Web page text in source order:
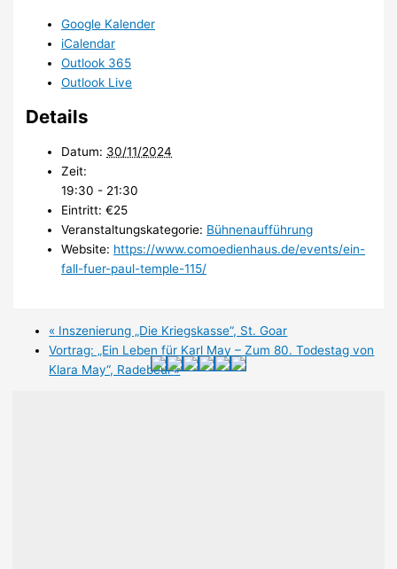
Google Kalender
iCalendar
Outlook 365
Outlook Live
Details
Datum: 30/11/2024
Zeit:
19:30 - 21:30
Eintritt: €25
Veranstaltungskategorie: Bühnenaufführung
Website: https://www.comoedienhaus.de/events/ein-
fall-fuer-paul-temple-115/
« Inszenierung „Die Kriegskasse“, St. Goar
Vortrag: „Ein Leben für Karl May – Zum 80. Todestag von
Klara May“, Radebeul»